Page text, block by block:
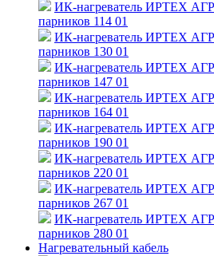
ИК-нагреватель ИРТЕХ
парников 114 01
ИК-нагреватель ИРТЕХ
парников 130 01
ИК-нагреватель ИРТЕХ
парников 147 01
ИК-нагреватель ИРТЕХ
парников 164 01
ИК-нагреватель ИРТЕХ
парников 190 01
ИК-нагреватель ИРТЕХ
парников 220 01
ИК-нагреватель ИРТЕХ
парников 267 01
ИК-нагреватель ИРТЕХ
парников 280 01
Нагревательный кабель